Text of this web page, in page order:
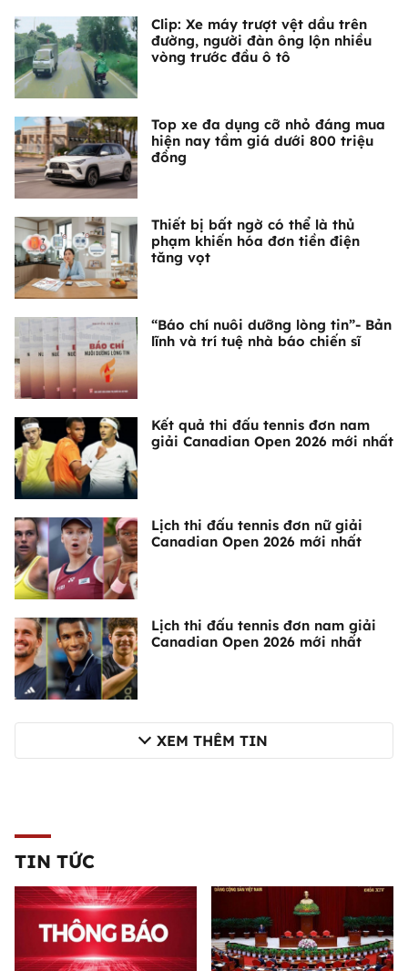
Clip: Xe máy trượt vệt dầu trên
đường, người đàn ông lộn nhiều
vòng trước đầu ô tô
Top xe đa dụng cỡ nhỏ đáng mua
hiện nay tầm giá dưới 800 triệu
đồng
Thiết bị bất ngờ có thể là thủ
phạm khiến hóa đơn tiền điện
tăng vọt
“Báo chí nuôi dưỡng lòng tin”- Bản
lĩnh và trí tuệ nhà báo chiến sĩ
Kết quả thi đấu tennis đơn nam
giải Canadian Open 2026 mới nhất
Lịch thi đấu tennis đơn nữ giải
Canadian Open 2026 mới nhất
Lịch thi đấu tennis đơn nam giải
Canadian Open 2026 mới nhất
XEM THÊM TIN
TIN TỨC